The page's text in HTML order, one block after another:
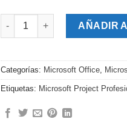
Microsoft Project Profesional
AÑADIR
Categorías: Microsoft Office
Etiquetas: Microsoft Project